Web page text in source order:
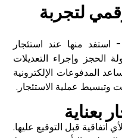
لتجربة
منها عند استئجار
الحجز وإجراء التعديلات
المدفوعات الإلكترونية
وتبسيط عملية الاستئجار.
بعناية
اتفاقية قبل التوقيع عليها.